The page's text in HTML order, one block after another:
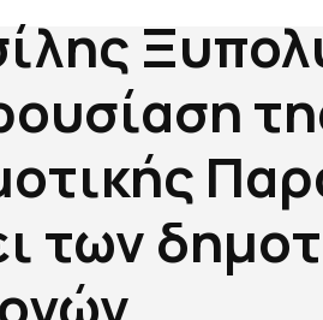
των